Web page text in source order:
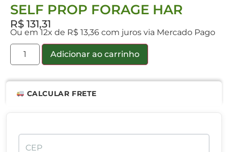
SELF PROP FORAGE HAR
R$ 131,31
Ou em 12x de R$ 13,36 com juros via Mercado Pago
Adicionar ao carrinho
CALCULAR FRETE